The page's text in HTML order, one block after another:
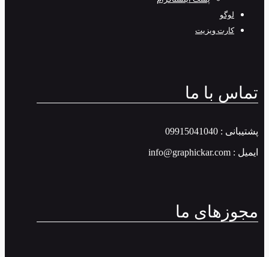
لوگو
کارت ویزیت
تماس با ما
پشتیبانی : 09915041040
ایمیل : info@graphickar.com
مجوزهای ما